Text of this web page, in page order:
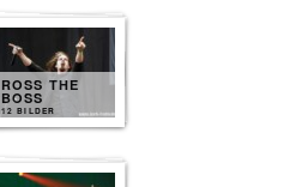
ROSS THE
BOSS
12 BILDER